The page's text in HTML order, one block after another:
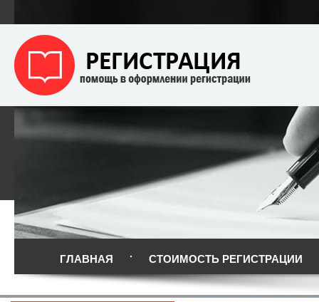
ГЛАВНАЯ СТОИМОСТЬ РЕГИСТРАЦИИ